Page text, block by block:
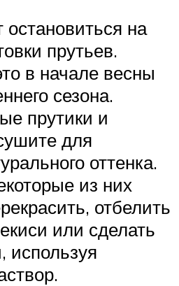
на
прутьев.
в начале весны
сезона.
прутики и
для
оттенка.
из них
отбелить
или сделать
используя